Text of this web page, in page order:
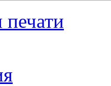
печати